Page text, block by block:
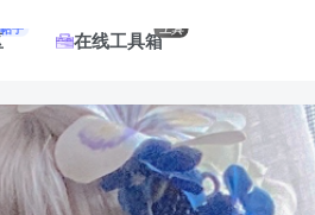
帖子 在线工具箱工具